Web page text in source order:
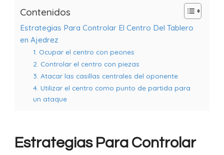
Contenidos
Estrategias Para Controlar El Centro Del Tablero
en Ajedrez
1. Ocupar el centro con peones
2. Controlar el centro con piezas
3. Atacar las casillas centrales del oponente
4. Utilizar el centro como punto de partida para
un ataque
Estrategias Para Controlar